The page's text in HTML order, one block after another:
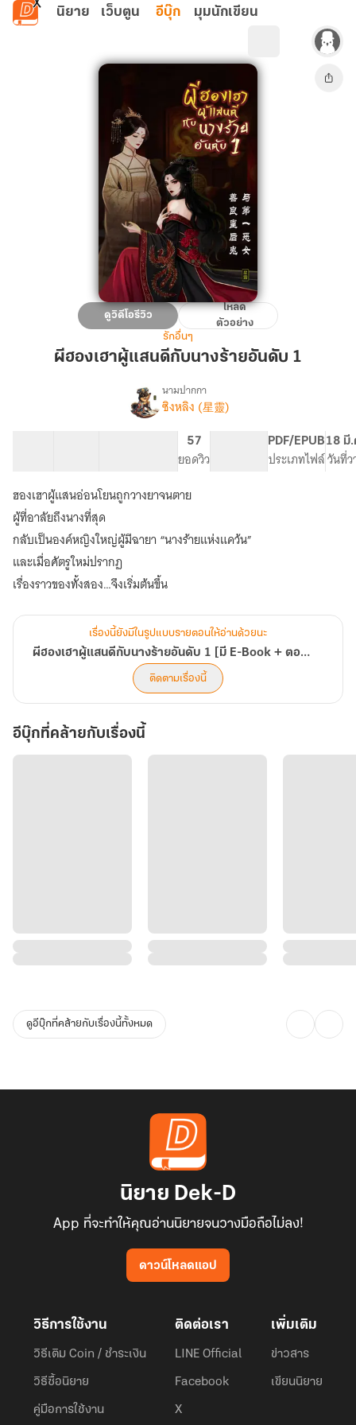
ข้ามไปยังเนื้อหาหลัก
นิยาย เว็บตูน อีบุ๊ก มุมนักเขียน
ผี
ฮองเฮา
ผู้
แสน
ดูวิดีโอรีวิว
โหลด
ตัวอย่าง
รักอื่นๆ
ผีฮองเฮาผู้แสนดีกับนางร้ายอันดับ 1
เรื่อง
ฮองเฮา
ผู้
แสน
กับ
ร้าย
อันดับ
Book
+
ตอน
พิเศษ]
นามปากกา
ซิงหลิง (星靈)
57
ยอดวิว
PDF/EPUB
ประเภทไฟล์
18 มี
วันที่ว
ฮองเฮาผู้แสนอ่อนโยนถูกวางยาจนตาย
ผู้ที่อาลัยถึงนางที่สุด
กลับเป็นองค์หญิงใหญ่ผู้มีฉายา “นางร้ายแห่งแคว้น”
และเมื่อศัตรูใหม่ปรากฏ
เรื่องราวของทั้งสอง…จึงเริ่มต้นขึ้น
เรื่องนี้ยังมีในรูปแบบรายตอนให้อ่านด้วยนะ
ผีฮองเฮาผู้แสนดีกับนางร้ายอันดับ 1 [มี E-Book + ตอนพิเศษ]
ติดตามเรื่องนี้
อีบุ๊กที่คล้ายกับเรื่องนี้
ดูอีบุ๊กที่คล้ายกับเรื่องนี้ทั้งหมด
นิยาย Dek-D
App ที่จะทำให้คุณอ่านนิยายจนวางมือถือไม่ลง!
ดาวน์โหลดแอป
วิธีการใช้งาน
วิธีเติม Coin / ชำระเงิน
วิธีซื้อนิยาย
คู่มือการใช้งาน
ติดต่อเรา
LINE Official
Facebook
X
เพิ่มเติม
ข่าวสาร
เขียนนิยาย